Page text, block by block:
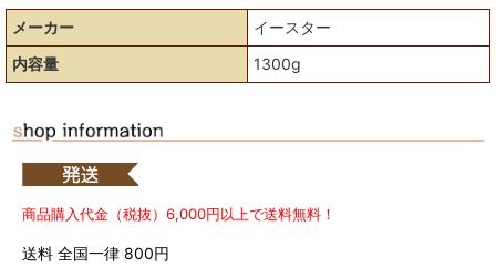
メーカー
イースター
内容量
1300g
商品購入代金（税抜）6,000円以上で送料無料！
送料 全国一律 800円